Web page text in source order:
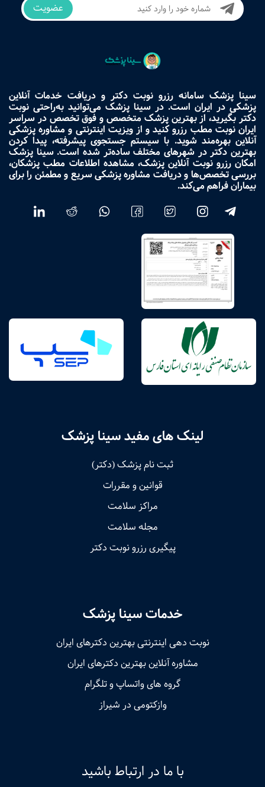
عضویت
سینا پزشک سامانه رزرو نوبت دکتر و دریافت خدمات آنلاین
پزشکی در ایران است. در سینا پزشک می‌توانید به‌راحتی نوبت
دکتر بگیرید، از بهترین پزشک متخصص و فوق تخصص در سراسر
ایران نوبت مطب رزرو کنید و از ویزیت اینترنتی و مشاوره پزشکی
آنلاین بهره‌مند شوید. با سیستم جستجوی پیشرفته، پیدا کردن
بهترین دکتر در شهرهای مختلف ساده‌تر شده است. سینا پزشک
امکان رزرو نوبت آنلاین پزشک، مشاهده اطلاعات مطب پزشکان،
بررسی تخصص‌ها و دریافت مشاوره پزشکی سریع و مطمئن را برای
بیماران فراهم می‌کند.
لینک های مفید سینا پزشک
ثبت نام پزشک (دکتر)
قوانین و مقررات
مراکز سلامت
مجله سلامت
پیگیری رزرو نوبت دکتر
خدمات سینا پزشک
نوبت‌ دهی اینترنتی بهترین دکترهای ایران
مشاوره آنلاین بهترین دکترهای ایران
گروه های واتساپ و تلگرام
وازکتومی در شیراز
با ما در ارتباط باشید